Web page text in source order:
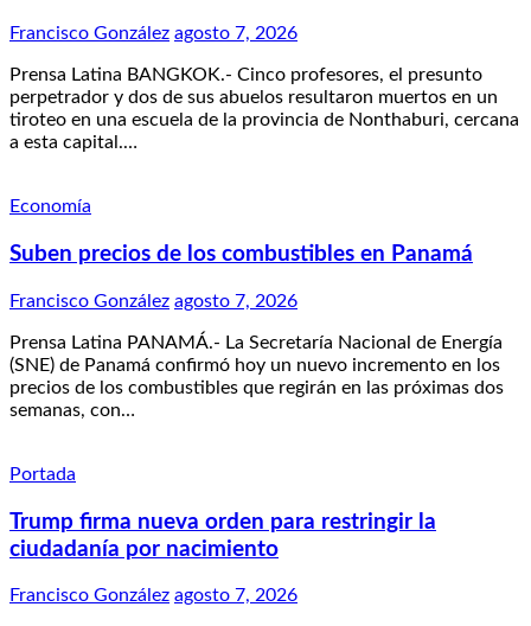
Francisco González agosto 7, 2026
Prensa Latina BANGKOK.- Cinco profesores, el presunto
perpetrador y dos de sus abuelos resultaron muertos en un
tiroteo en una escuela de la provincia de Nonthaburi, cercana
a esta capital.…
Economía
Suben precios de los combustibles en Panamá
Francisco González agosto 7, 2026
Prensa Latina PANAMÁ.- La Secretaría Nacional de Energía
(SNE) de Panamá confirmó hoy un nuevo incremento en los
precios de los combustibles que regirán en las próximas dos
semanas, con…
Portada
Trump firma nueva orden para restringir la
ciudadanía por nacimiento
Francisco González agosto 7, 2026